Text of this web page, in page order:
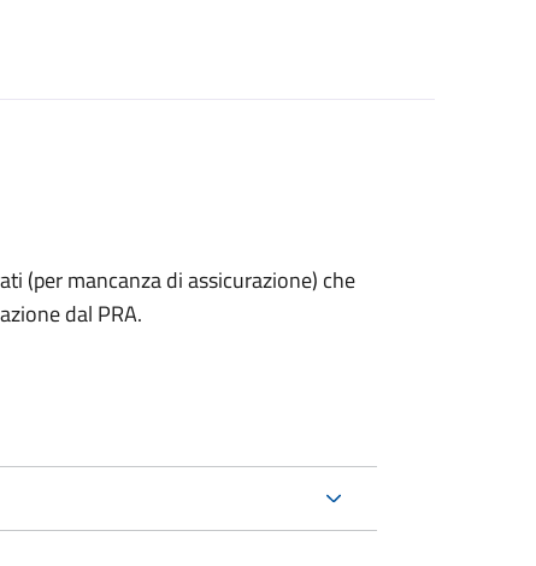
(per mancanza di assicurazione) che
dal PRA.